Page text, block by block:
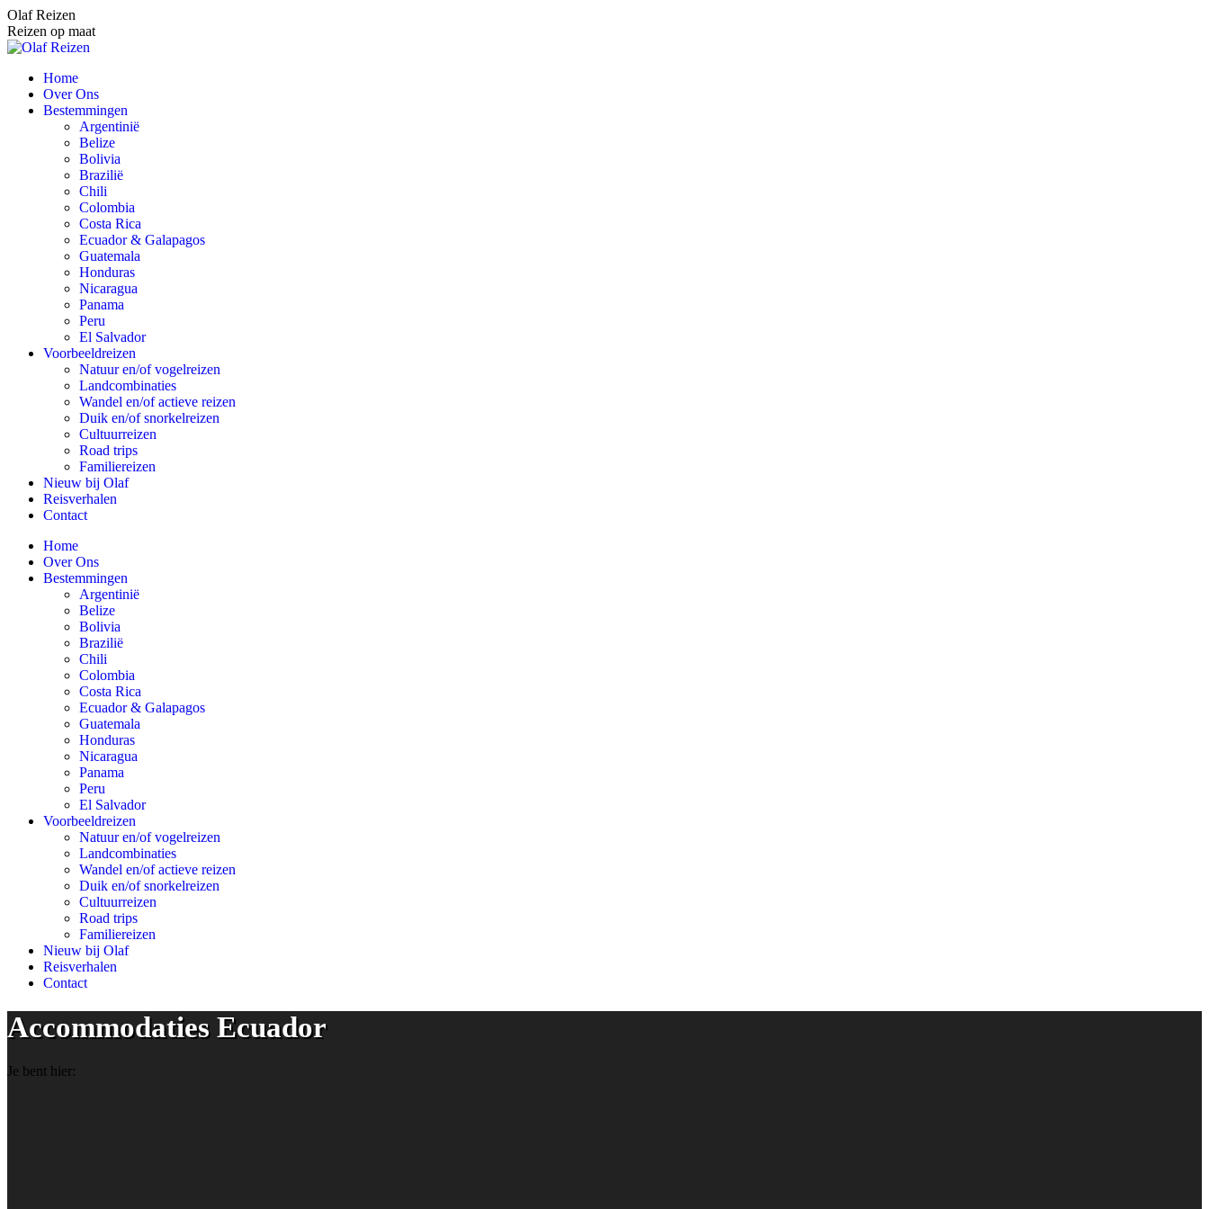
Spring
naar
content
Olaf Reizen
Reizen op maat
Home
Over Ons
Bestemmingen
Argentinië
Belize
Bolivia
Brazilië
Chili
Colombia
Costa Rica
Ecuador & Galapagos
Guatemala
Honduras
Nicaragua
Panama
Peru
El Salvador
Voorbeeldreizen
Natuur en/of vogelreizen
Landcombinaties
Wandel en/of actieve reizen
Duik en/of snorkelreizen
Cultuurreizen
Road trips
Familiereizen
Nieuw bij Olaf
Reisverhalen
Contact
Home
Over Ons
Bestemmingen
Argentinië
Belize
Bolivia
Brazilië
Chili
Colombia
Costa Rica
Ecuador & Galapagos
Guatemala
Honduras
Nicaragua
Panama
Peru
El Salvador
Voorbeeldreizen
Natuur en/of vogelreizen
Landcombinaties
Wandel en/of actieve reizen
Duik en/of snorkelreizen
Cultuurreizen
Road trips
Familiereizen
Nieuw bij Olaf
Reisverhalen
Contact
Accommodaties Ecuador
Je bent hier: